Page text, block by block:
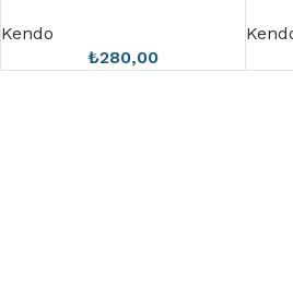
Kendo
₺280,00